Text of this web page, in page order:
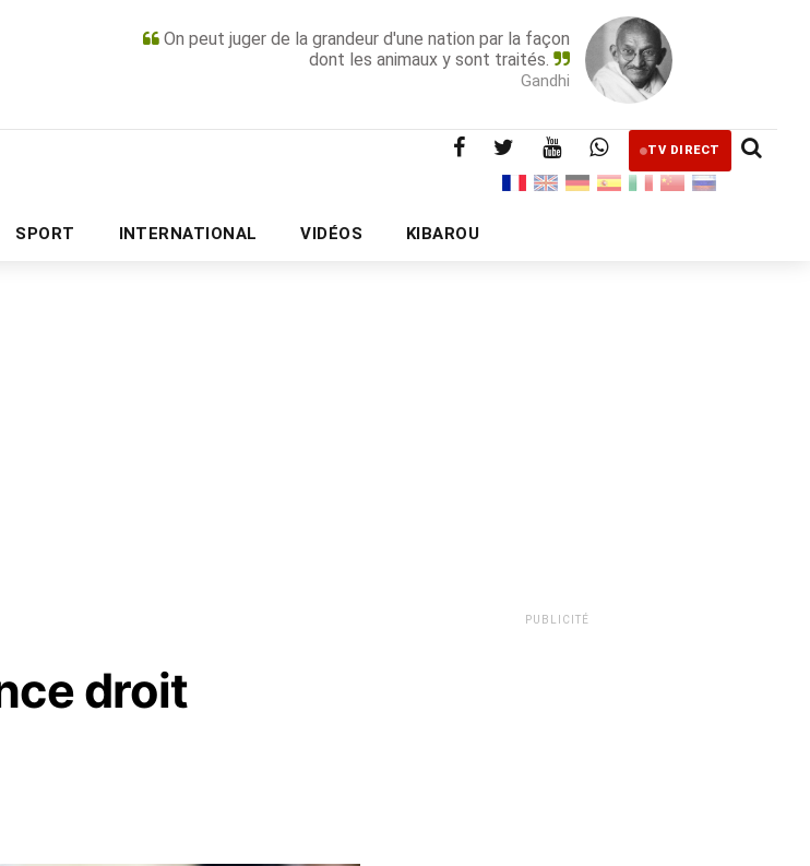
On peut juger de la grandeur d'une nation par la façon
dont les animaux y sont traités.
Gandhi
TV DIRECT
SPORT INTERNATIONAL VIDÉOS KIBAROU
PUBLICITÉ
droit
PUBLICITÉ